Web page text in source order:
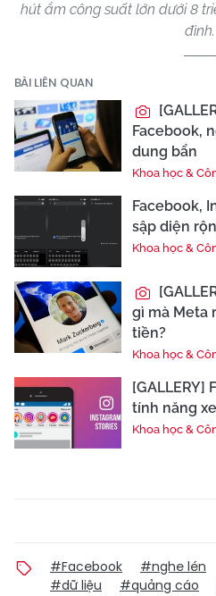
hút ẩm công suất lớn dưới 8
đình.
BÀI LIÊN QUAN
Facebook,
dung bẩn
Khoa học &
Facebook,
sập diện
Khoa học &
gì mà Meta
tiền?
Khoa học &
[GALLERY]
tính năng
Khoa học &
#Facebook #nghe lén
#dữ liệu
#quảng cáo